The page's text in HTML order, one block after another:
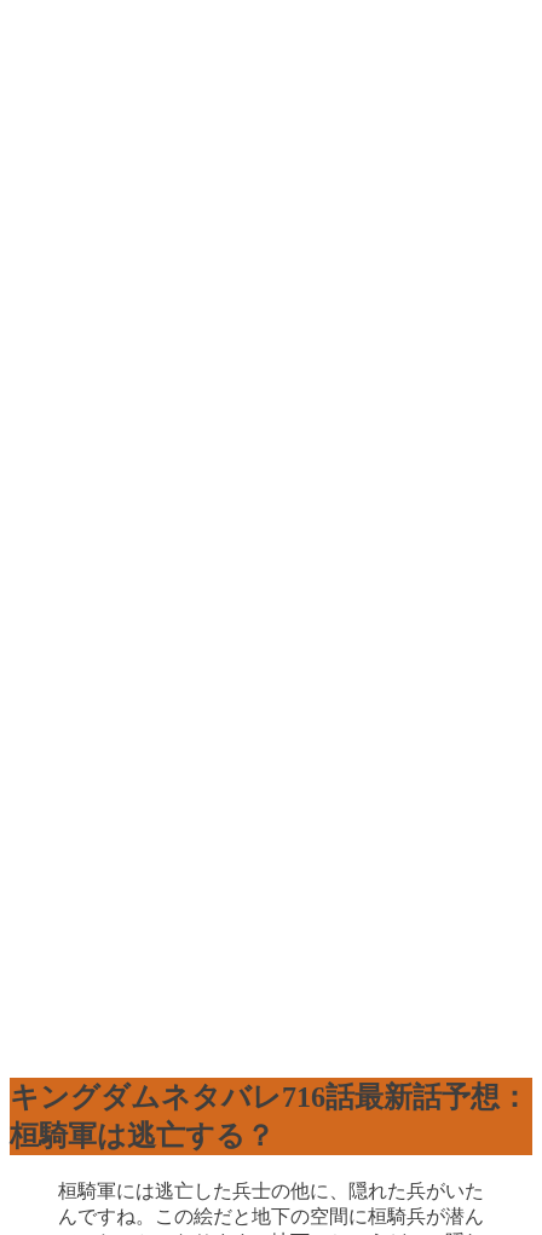
キングダムネタバレ716話最新話予想：
桓騎軍は逃亡する？
桓騎軍には逃亡した兵士の他に、隠れた兵がいた
んですね。この絵だと地下の空間に桓騎兵が潜ん